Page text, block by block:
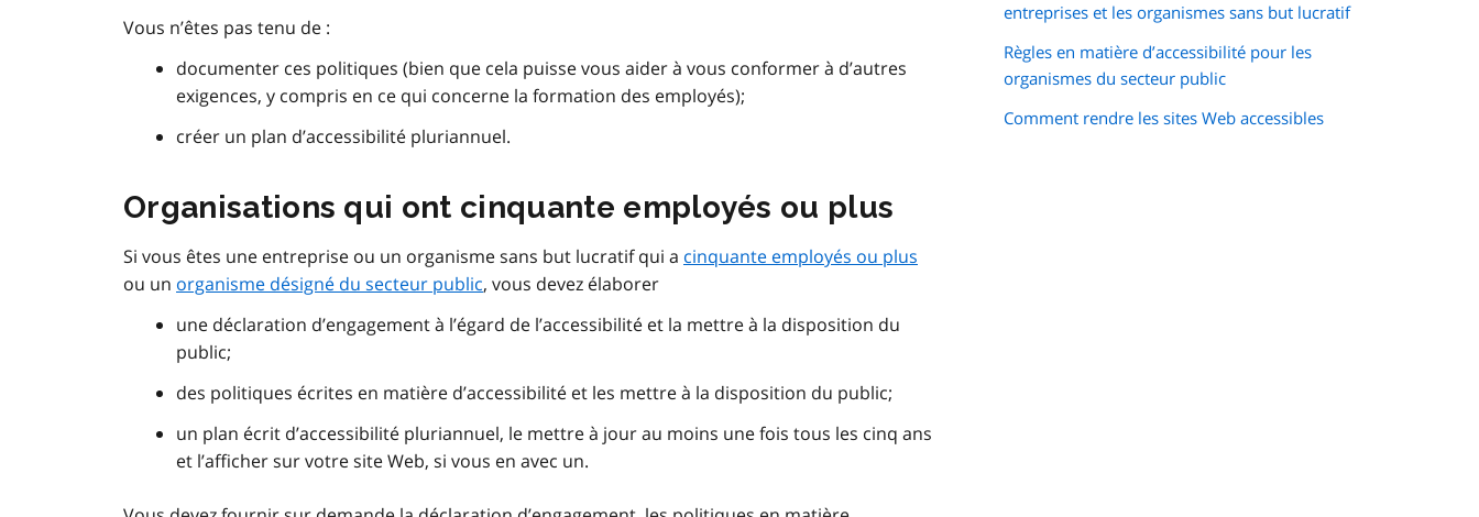
Vous n’êtes pas tenu de :
documenter ces politiques (bien que cela puisse vous aider à vous conformer à d’autres
exigences, y compris en ce qui concerne la formation des employés);
créer un plan d’accessibilité pluriannuel.
Organisations qui ont cinquante employés ou plus
Si vous êtes une entreprise ou un organisme sans but lucratif qui a cinquante employés ou plus
ou un organisme désigné du secteur public, vous devez élaborer
une déclaration d’engagement à l’égard de l’accessibilité et la mettre à la disposition du
public;
des politiques écrites en matière d’accessibilité et les mettre à la disposition du public;
un plan écrit d’accessibilité pluriannuel, le mettre à jour au moins une fois tous les cinq ans
et l’afficher sur votre site Web, si vous en avec un.
entreprises et les organismes sans but lucratif
Règles en matière d’accessibilité pour les
organismes du secteur public
Comment rendre les sites Web accessibles